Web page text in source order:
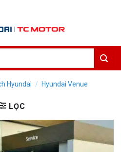
Hyundai / Hyundai Venue
LỌC